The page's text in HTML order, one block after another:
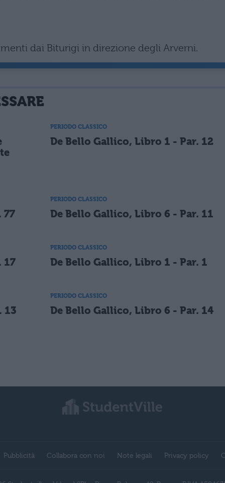
dai Biturigi in direzione degli Arverni.
PERIODO CLASSICO
De Bello Gallico, Libro 1 - Par. 12
77
PERIODO CLASSICO
De Bello Gallico, Libro 6 - Par. 11
17
PERIODO CLASSICO
De Bello Gallico, Libro 1 - Par. 1
13
PERIODO CLASSICO
De Bello Gallico, Libro 6 - Par. 14
Pubblicità Collabora con noi Note legali Privacy policy